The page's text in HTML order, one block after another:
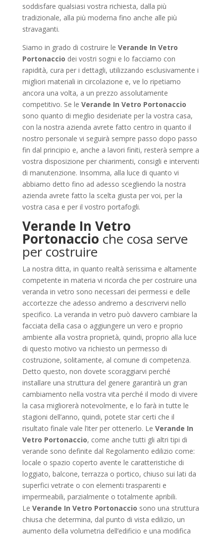
soddisfare qualsiasi vostra richiesta, dalla più
tradizionale, alla più moderna fino anche alle più
stravaganti.
Siamo in grado di costruire le Verande In Vetro
Portonaccio dei vostri sogni e lo facciamo con
rapidità, cura per i dettagli, utilizzando esclusivamente i
migliori materiali in circolazione e, ve lo ripetiamo
ancora una volta, a un prezzo assolutamente
competitivo. Se le Verande In Vetro Portonaccio
sono quanto di meglio desideriate per la vostra casa,
con la nostra azienda avrete fatto centro in quanto il
nostro personale vi seguirà sempre passo dopo passo
fin dal principio e, anche a lavori finiti, resterà sempre a
vostra disposizione per chiarimenti, consigli e interventi
di manutenzione. Insomma, alla luce di quanto vi
abbiamo detto fino ad adesso scegliendo la nostra
azienda avrete fatto la scelta giusta per voi, per la
vostra casa e per il vostro portafogli.
Verande In Vetro
Portonaccio che cosa serve
per costruire
La nostra ditta, in quanto realtà serissima e altamente
competente in materia vi ricorda che per costruire una
veranda in vetro sono necessari dei permessi e delle
accortezze che adesso andremo a descrivervi nello
specifico. La veranda in vetro può davvero cambiare la
facciata della casa o aggiungere un vero e proprio
ambiente alla vostra proprietà, quindi, proprio alla luce
di questo motivo va richiesto un permesso di
costruzione, solitamente, al comune di competenza.
Detto questo, non dovete scoraggiarvi perché
installare una struttura del genere garantirà un gran
cambiamento nella vostra vita perché il modo di vivere
la casa migliorerà notevolmente, e lo farà in tutte le
stagioni dell’anno, quindi, potete star certi che il
risultato finale vale l’iter per ottenerlo. Le Verande In
Vetro Portonaccio, come anche tutti gli altri tipi di
verande sono definite dal Regolamento edilizio come:
locale o spazio coperto avente le caratteristiche di
loggiato, balcone, terrazza o portico, chiuso sui lati da
superfici vetrate o con elementi trasparenti e
impermeabili, parzialmente o totalmente apribili.
Le Verande In Vetro Portonaccio sono una struttura
chiusa che determina, dal punto di vista edilizio, un
aumento della volumetria dell’edificio e una modifica